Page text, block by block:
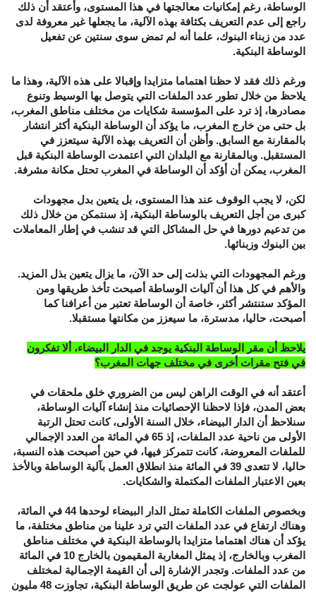
الوساطة، رغم إمكانيات معالجتها في هذا المستوى، وأعتقد أن ذلك
راجع إلى عدم التعريف بكثافة بهذه الآلية، ما يجعلها غير معروفة لدى
عدد من زبناء البنوك، علما أنه لم تمض سوى سنتين عن تفعيل
الوساطة البنكية.
ورغم ذلك فقد لا حظنا اهتماما متزايدا وإقبالا على هذه الآلية، وهذا ما
يلاحظ من خلال تطور عدد الملفات التي يتوصل بها الوسيط وتنوع
مصادرها، إذ ترد على المؤسسة شكايات من مختلف مناطق المغرب،
بل حتى من خارج المغرب، ما يؤكد أن الوساطة البنكية أكثر انتشار
بالمقارنة مع السابق. وأظن أن التعريف بهذه الآلية سيتعزز في
المستقبل. وبالمقارنة مع البلدان التي اعتمدت الوساطة البنكية قبل
المغرب، يمكن أن أؤكد أن الوساطة في المغرب تحتل مكانة مشرفة.
لكن، لا يجب الوقوف عند هذا المستوى، بل يتعين بدل مجهودات
كبرى من أجل التعريف بالوساطة البنكية، إذ سنتمكن من خلال ذلك
من تدعيم دورها في حل المشاكل التي قد تنشب في إطار المعاملات
بين البنوك وزبنائها.
ورغم المجهودات التي بذلت إلى حد الآن، ما يزال يتعين بذل المزيد.
والأهم في كل هذا أن آليات الوساطة أصبحت تأخذ طريقها ومن
المؤكد ستنتشر أكثر، خاصة أن الوساطة تعتبر من أعرافنا كما
أصبحت، حاليا، مدسترة، ما سيعزز من مكانتها مستقبلا.
يلاحظ أن مقر الوساطة البنكية يوجد في الدار البيضاء، ألا تفكرون
في فتح مقرات أخرى في مختلف جهات المغرب؟
أعتقد أنه في الوقت الراهن ليس من الضروري خلق ملحقات في
بعض المدن، فإذا لاحظنا الإحصائيات منذ إنشاء آليات الوساطة،
سنلاحظ أن الدار البيضاء، خلال السنة الأولى، كانت تحتل الرتبة
الأولى من ناحية عدد الملفات، إذ 65 في المائة من العدد الإجمالي
للملفات المعروضة، كانت تتمركز فيها، في حين أصبحت هذه النسبة،
حاليا، لا تتعدى 39 في المائة منذ انطلاق العمل بآلية الوساطة وبالأخذ
بعين الاعتبار الملفات المكتملة والشكايات.
وبخصوص الملفات الكاملة تمثل الدار البيضاء لوحدها 44 في المائة،
وهناك ارتفاع في عدد الملفات التي ترد علينا من مناطق مختلفة، ما
يؤكد أن هناك اهتماما متزايدا بالوساطة البنكية في مختلف مناطق
المغرب وبالخارج، إذ يمثل المغاربة المقيمون بالخارج 10 في المائة
من عدد الملفات. وتجدر الإشارة إلى أن القيمة الإجمالية لمختلف
الملفات التي عولجت عن طريق الوساطة البنكية، تجاوزت 48 مليون